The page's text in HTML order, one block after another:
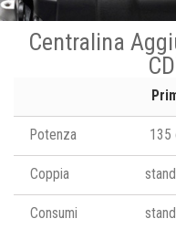
Centralina
Potenza 135
Coppia
Consumi